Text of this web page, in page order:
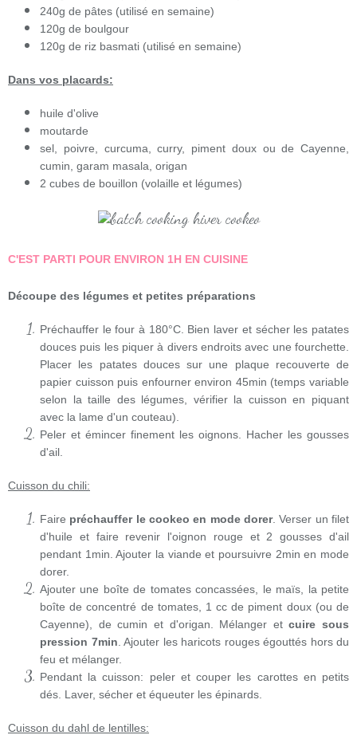
240g de pâtes (utilisé en semaine)
120g de boulgour
120g de riz basmati (utilisé en semaine)
Dans vos placards:
huile d'olive
moutarde
sel, poivre, curcuma, curry, piment doux ou de Cayenne,
cumin, garam masala, origan
2 cubes de bouillon (volaille et légumes)
C'EST PARTI POUR ENVIRON 1H EN CUISINE
Découpe des légumes et petites préparations
Préchauffer le four à 180°C. Bien laver et sécher les patates
douces puis les piquer à divers endroits avec une fourchette.
Placer les patates douces sur une plaque recouverte de
papier cuisson puis enfourner environ 45min (temps variable
selon la taille des légumes, vérifier la cuisson en piquant
avec la lame d'un couteau).
Peler et émincer finement les oignons. Hacher les gousses
d'ail.
Cuisson du chili:
Faire préchauffer le cookeo en mode dorer. Verser un filet
d'huile et faire revenir l'oignon rouge et 2 gousses d'ail
pendant 1min. Ajouter la viande et poursuivre 2min en mode
dorer.
Ajouter une boîte de tomates concassées, le maïs, la petite
boîte de concentré de tomates, 1 cc de piment doux (ou de
Cayenne), de cumin et d'origan. Mélanger etcuire sous
pression 7min . Ajouter les haricots rouges égouttés hors du
feu et mélanger.
Pendant la cuisson: peler et couper les carottes en petits
dés. Laver, sécher et équeuter les épinards.
Cuisson du dahl de lentilles: